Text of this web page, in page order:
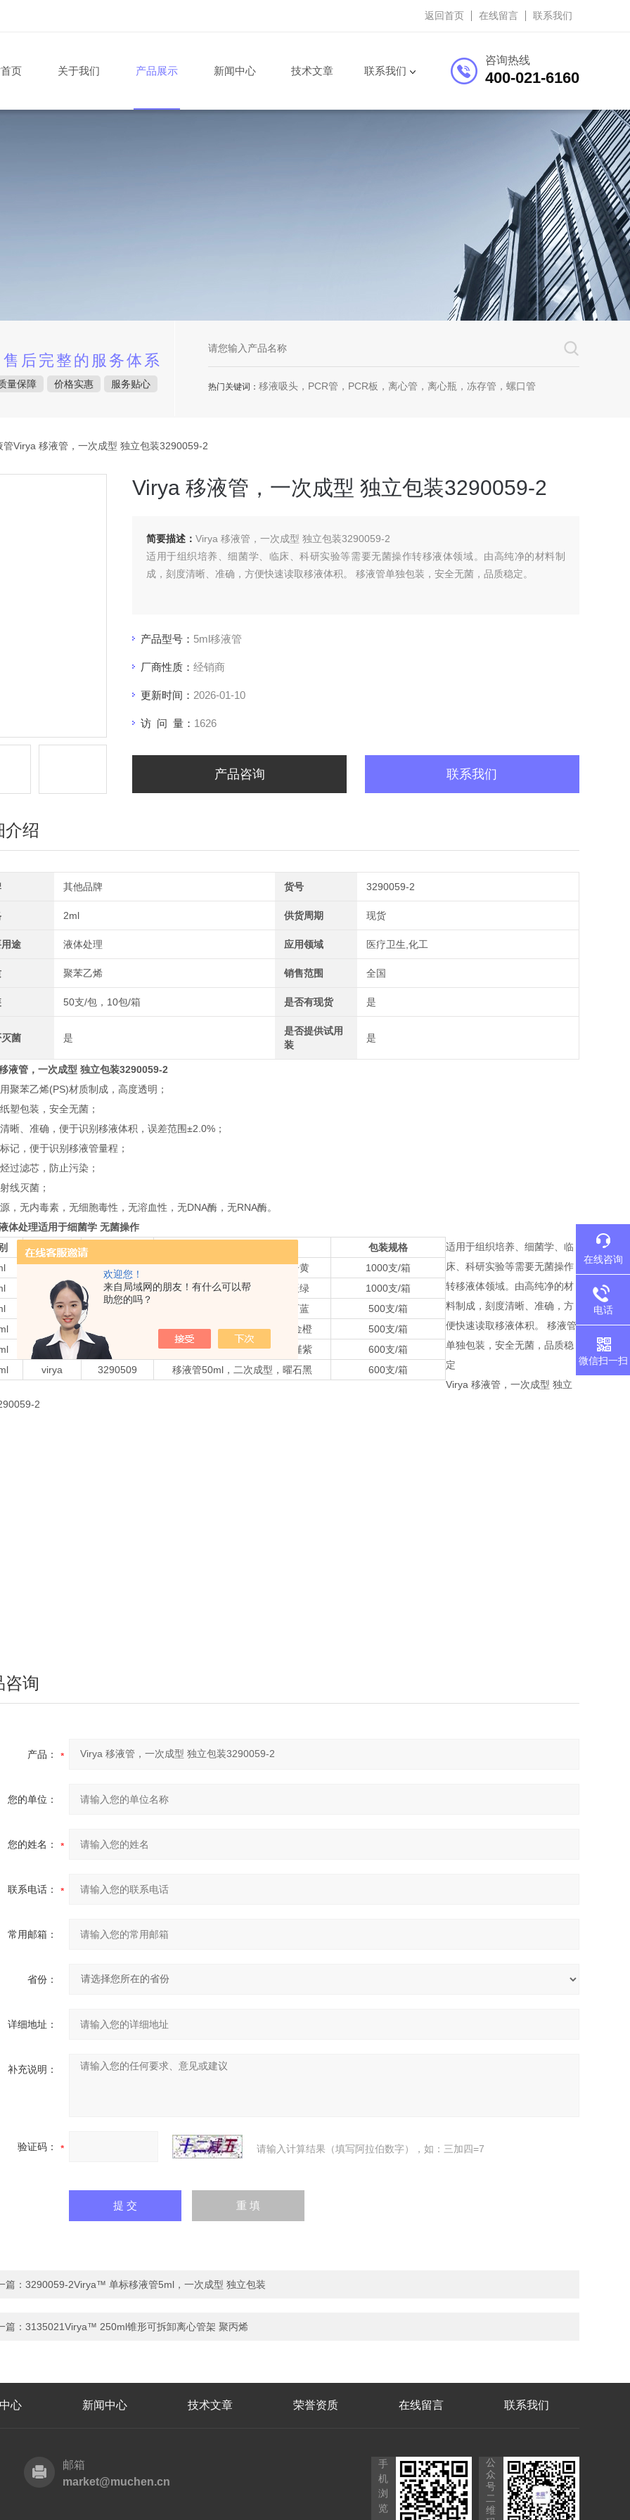
欢迎您！
来自局域网的朋友！有什么可以帮
助您的吗？
返回首页 在线留言 联系我们
咨询热线
400-021-6160
页 关于我们 产品展示 新闻中心 技术文章 联系我们
后完整的服务体系
量保障 价格实惠 服务贴心 热门关键词： 移液吸头，PCR管，PCR板，离心管，离心瓶，冻存管，螺口管
Virya 移液管，一次成型 独立包装3290059-2
Virya 移液管，一次成型 独立包装3290059-2
简要描述： Virya 移液管，一次成型 独立包装3290059-2
适用于组织培养、细菌学、临床、科研实验等需要无菌操作转移液体领域。由高纯净的材料制
成，刻度清晰、准确，方便快速读取移液体积。 移液管单独包装，安全无菌，品质稳定。
产品型号： 5ml移液管
厂商性质： 经销商
更新时间： 2026-01-10
访 问 量： 1626
产品咨询 联系我们
介绍
其他品牌 货号 3290059-2
2ml 供货周期 现货
途 液体处理 应用领域 医疗卫生,化工
聚苯乙烯 销售范围 全国
50支/包，10包/箱 是否有现货 是
菌 是
是否提供试用
装
是
液管，一次成型 独立包装3290059-2
聚苯乙烯(PS)材质制成，高度透明；
塑包装，安全无菌；
晰、准确，便于识别移液体积，误差范围±2.0%；
记，便于识别移液管量程；
过滤芯，防止污染；
线灭菌；
，无内毒素，无细胞毒性，无溶血性，无DNA酶，无RNA酶。
体处理适用于细菌学 无菌操作
品牌
包装规格
virya 3290019 移液管1ml，一次成型，栀子黄
1000支/箱
virya 3290029 移液管2ml，一次成型，春辰绿
1000支/箱
virya 移液管5ml，一次成型，松石蓝
500支/箱
virya 移液管10ml，一次成型，库金橙
500支/箱
virya 3290259 移液管25ml，二次成型，木槿紫
600支/箱
virya 3290509 移液管50ml，二次成型，曜石黑 600支/箱
适用于组织培养、细菌学、临
床、科研实验等需要无菌操作
转移液体领域。由高纯净的材
料制成，刻度清晰、准确，方
便快速读取移液体积。 移液管
单独包装，安全无菌，品质稳
定
Virya 移液管，一次成型 独立
2
咨询
产品：
您的单位：
您的姓名：
联系电话：
常用邮箱：
省份：
详细地址：
补充说明：
验证码： 请输入计算结果（填写阿拉伯数字），如：三加四=7
篇： 3290059-2Virya™ 单标移液管5ml，一次成型 独立包装
篇： 3135021Virya™ 250ml锥形可拆卸离心管架 聚丙烯
心 新闻中心 技术文章 荣誉资质 在线留言 联系我们
邮箱
market@muchen.cn
手
机
浏
览
公
众
号
二
维
在线咨询
电话
微信扫一扫